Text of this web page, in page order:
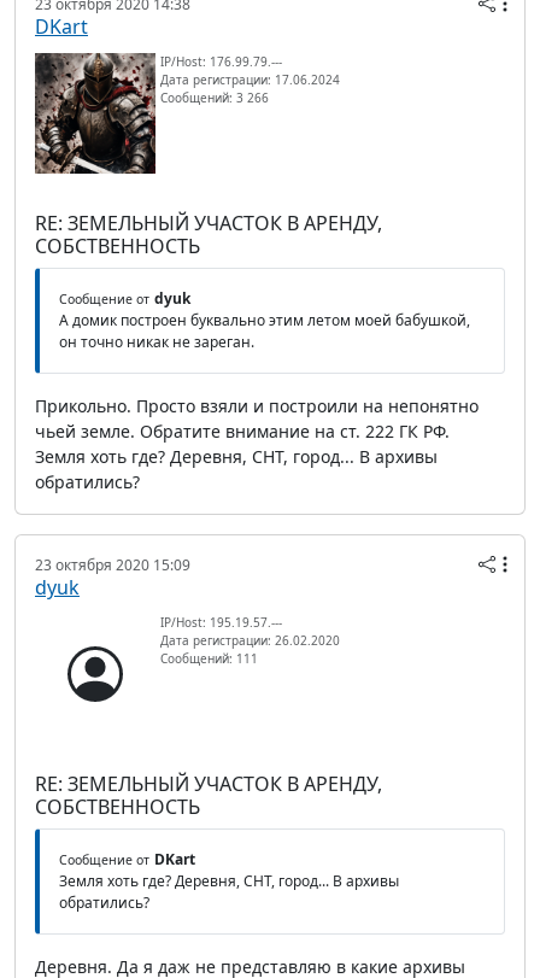
23 октября 2020 14:38
DKart
IP/Host: 176.99.79.---
Дата регистрации: 17.06.2024
Сообщений: 3 266
RE: ЗЕМЕЛЬНЫЙ УЧАСТОК В АРЕНДУ,
СОБСТВЕННОСТЬ
Сообщение от dyuk
А домик построен буквально этим летом моей бабушкой,
он точно никак не зареган.
Прикольно. Просто взяли и построили на непонятно
чьей земле. Обратите внимание на ст. 222 ГК РФ.
Земля хоть где? Деревня, СНТ, город... В архивы
обратились?
23 октября 2020 15:09
dyuk
IP/Host: 195.19.57.---
Дата регистрации: 26.02.2020
Сообщений: 111
RE: ЗЕМЕЛЬНЫЙ УЧАСТОК В АРЕНДУ,
СОБСТВЕННОСТЬ
Сообщение от DKart
Земля хоть где? Деревня, СНТ, город... В архивы
обратились?
Деревня. Да я даж не представляю в какие архивы